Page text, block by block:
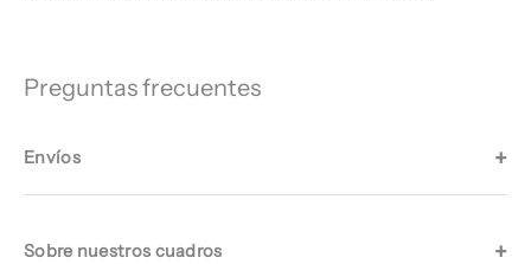
Preguntas frecuentes
Envíos
Sobre nuestros cuadros